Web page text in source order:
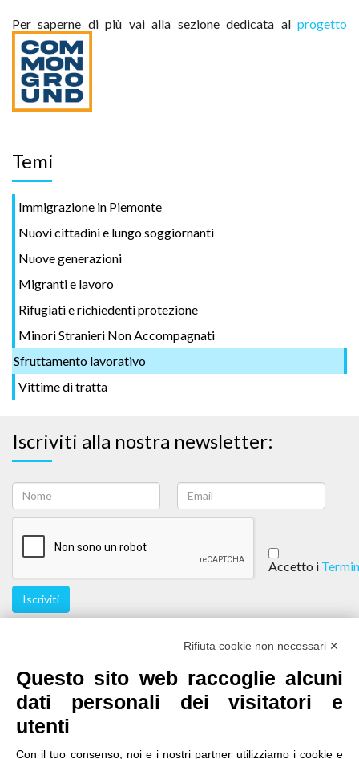
Per saperne di più vai alla sezione dedicata al progetto
Temi
Immigrazione in Piemonte
Nuovi cittadini e lungo soggiornanti
Nuove generazioni
Migranti e lavoro
Rifugiati e richiedenti protezione
Minori Stranieri Non Accompagnati
Sfruttamento lavorativo
Vittime di tratta
Iscriviti alla nostra newsletter:
Accetto i
Iscriviti
Rifiuta cookie non necessari ✕
Questo sito web raccoglie alcuni
dati personali dei visitatori e
utenti
Con il tuo consenso, noi e i nostri partner utilizziamo i cookie e